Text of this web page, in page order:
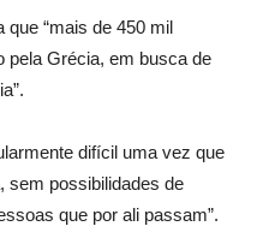
que “mais de 450 mil
pela Grécia, em busca de
difícil uma vez que
sem possibilidades de
que por ali passam”.